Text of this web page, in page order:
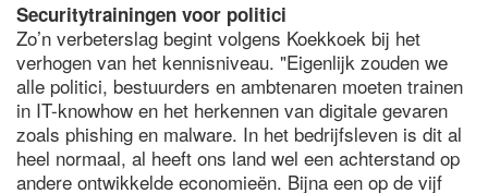
Securitytrainingen voor politici
Zo’n verbeterslag begint volgens Koekkoek bij het
verhogen van het kennisniveau. "Eigenlijk zouden we
alle politici, bestuurders en ambtenaren moeten trainen
in IT-knowhow en het herkennen van digitale gevaren
zoals phishing en malware. In het bedrijfsleven is dit al
heel normaal, al heeft ons land wel een achterstand op
andere ontwikkelde economieën. Bijna een op de vijf